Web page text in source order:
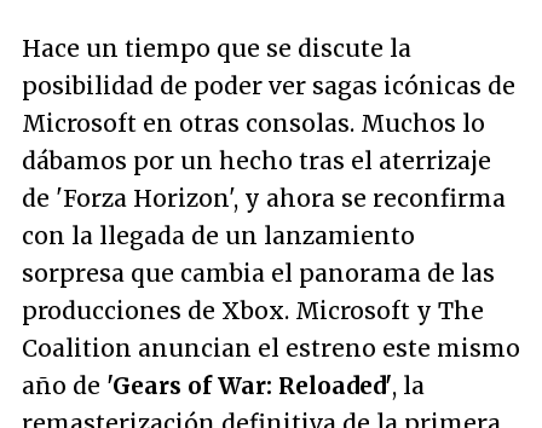
Hace un tiempo que se discute la
posibilidad de poder ver sagas icónicas de
Microsoft en otras consolas. Muchos lo
dábamos por un hecho tras el aterrizaje
de 'Forza Horizon', y ahora se reconfirma
con la llegada de un lanzamiento
sorpresa que cambia el panorama de las
producciones de Xbox. Microsoft y The
Coalition anuncian el estreno este mismo
año de 'Gears of War: Reloaded', la